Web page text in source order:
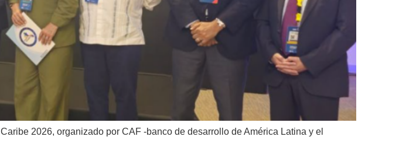
2026, organizado por CAF -banco de desarrollo de América Latina y el